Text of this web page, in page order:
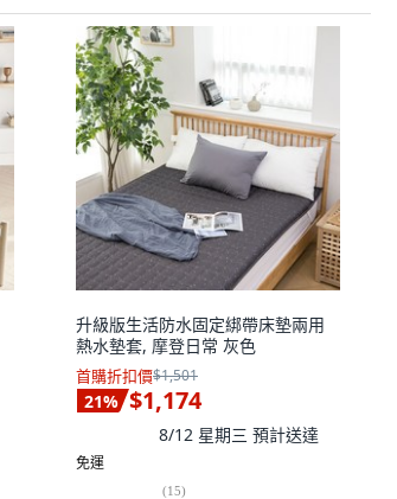
升級版生活防水固定綁帶床墊兩用
熱水墊套, 摩登日常 灰色
首購折扣價$1,501
21% $1,174
8/12 星期三 預計送達
免運
(15)